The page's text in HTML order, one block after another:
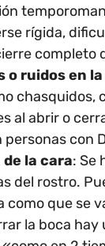
rígida,
completo
o ruidos en
chasquidos,
al abrir o
con
la cara: Se
del rostro.
como que se
la boca hay